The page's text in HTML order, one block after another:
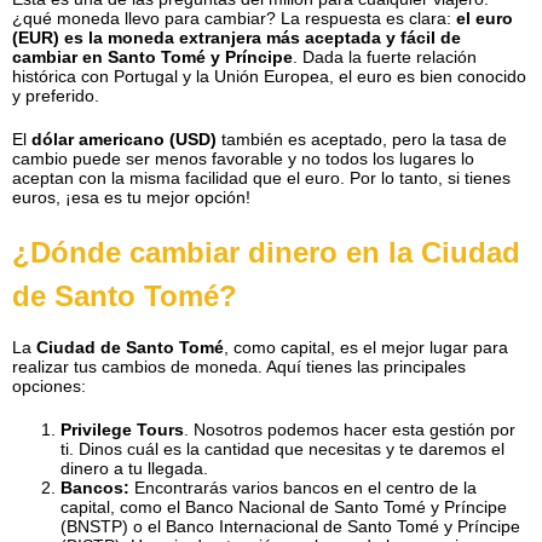
¿qué moneda llevo para cambiar? La respuesta es clara: el euro
(EUR) es la moneda extranjera más aceptada y fácil de
cambiar en Santo Tomé y Príncipe . Dada la fuerte relación
histórica con Portugal y la Unión Europea, el euro es bien conocido
y preferido.
El dólar americano (USD) también es aceptado, pero la tasa de
cambio puede ser menos favorable y no todos los lugares lo
aceptan con la misma facilidad que el euro. Por lo tanto, si tienes
euros, ¡esa es tu mejor opción!
¿Dónde cambiar dinero en la Ciudad
de Santo Tomé?
La Ciudad de Santo Tomé , como capital, es el mejor lugar para
realizar tus cambios de moneda. Aquí tienes las principales
opciones:
Privilege Tours . Nosotros podemos hacer esta gestión por
ti. Dinos cuál es la cantidad que necesitas y te daremos el
dinero a tu llegada.
Bancos: Encontrarás varios bancos en el centro de la
capital, como el Banco Nacional de Santo Tomé y Príncipe
(BNSTP) o el Banco Internacional de Santo Tomé y Príncipe